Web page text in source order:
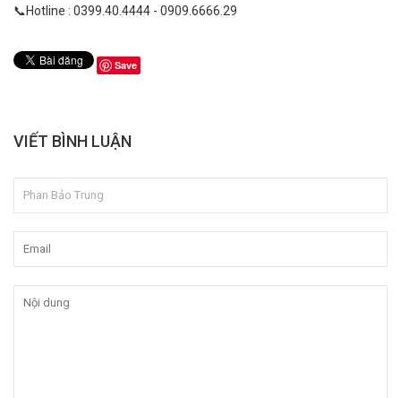
📞Hotline : 0399.40.4444 - 0909.6666.29
Save
VIẾT BÌNH LUẬN